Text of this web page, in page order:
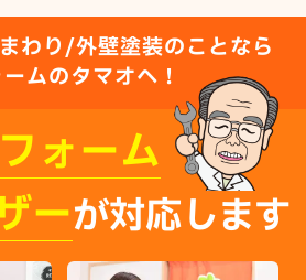
わり/外壁塗装のことなら
ムのタマオへ！
ォーム
ーが対応します